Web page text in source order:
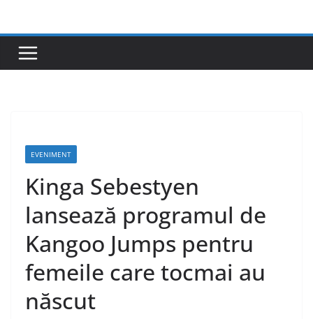
content
EVENIMENT
Kinga Sebestyen
lansează programul de
Kangoo Jumps pentru
femeile care tocmai au
născut